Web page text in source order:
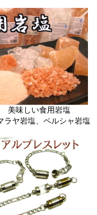
美味しい食用岩塩
ラヤ岩塩、ペルシャ岩塩